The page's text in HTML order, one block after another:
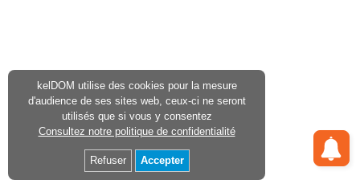
kelDOM utilise des cookies pour la mesure
d'audience de ses sites web, ceux-ci ne seront
utilisés que si vous y consentez
Consultez notre politique de confidentialité
Refuser Accepter